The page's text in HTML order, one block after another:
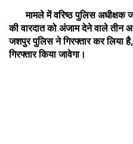
मामले में वरिष्ठ पुलिस अधीक्षक
की वारदात को अंजाम देने वाले तीन
जशपुर पुलिस ने गिरफ्तार कर लिया
गिरफ्तार किया जावेगा।